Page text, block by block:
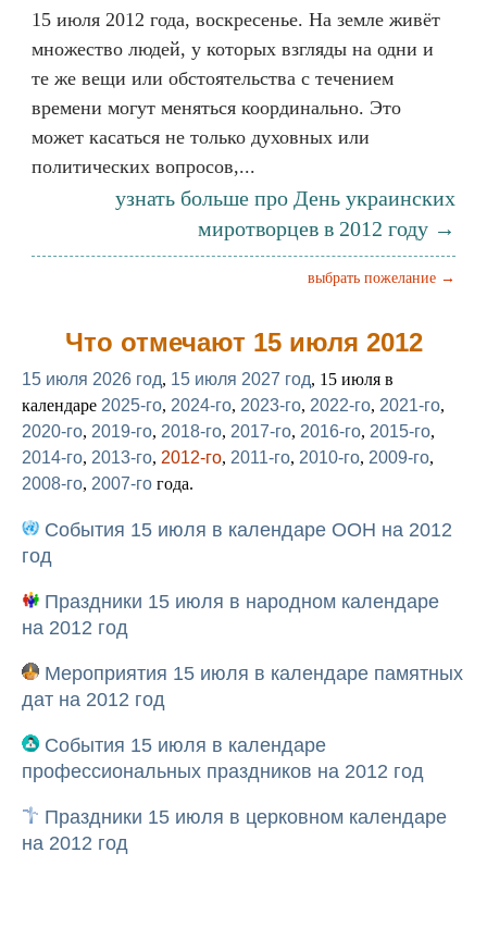
15 июля 2012 года, воскресенье. На земле живёт
множество людей, у которых взгляды на одни и
те же вещи или обстоятельства с течением
времени могут меняться координально. Это
может касаться не только духовных или
политических вопросов,...
узнать больше про День украинских
миротворцев в 2012 году →
выбрать пожелание →
Что отмечают 15 июля 2012
15 июля 2026 год, 15 июля 2027 год, 15 июля в
календаре 2025-го, 2024-го, 2023-го, 2022-го, 2021-го,
2020-го, 2019-го, 2018-го, 2017-го, 2016-го, 2015-го,
2014-го, 2013-го, 2012-го, 2011-го, 2010-го, 2009-го,
2008-го, 2007-го года.
События 15 июля в календаре ООН на 2012
год
Праздники 15 июля в народном календаре
на 2012 год
Мероприятия 15 июля в календаре памятных
дат на 2012 год
События 15 июля в календаре
профессиональных праздников на 2012 год
Праздники 15 июля в церковном календаре
на 2012 год